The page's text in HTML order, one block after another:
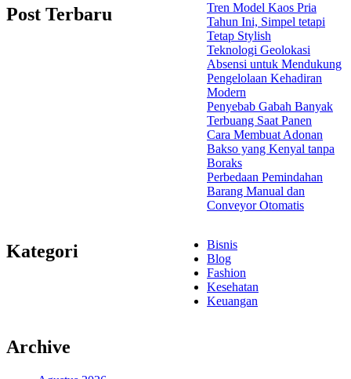
Post Terbaru
Tren Model Kaos Pria
Tahun Ini, Simpel tetapi
Tetap Stylish
Teknologi Geolokasi
Absensi untuk Mendukung
Pengelolaan Kehadiran
Modern
Penyebab Gabah Banyak
Terbuang Saat Panen
Cara Membuat Adonan
Bakso yang Kenyal tanpa
Boraks
Perbedaan Pemindahan
Barang Manual dan
Conveyor Otomatis
Kategori
Bisnis
Blog
Fashion
Kesehatan
Keuangan
Archive